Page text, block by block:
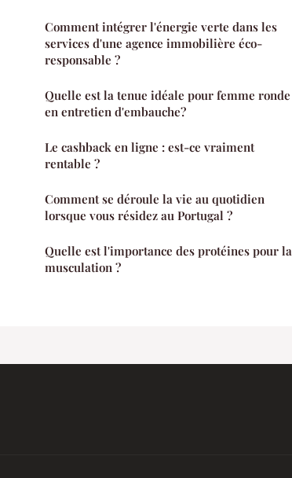
Comment intégrer l'énergie verte dans les
services d'une agence immobilière éco-
responsable ?
Quelle est la tenue idéale pour femme ronde
en entretien d'embauche?
Le cashback en ligne : est-ce vraiment
rentable ?
Comment se déroule la vie au quotidien
lorsque vous résidez au Portugal ?
Quelle est l'importance des protéines pour la
musculation ?